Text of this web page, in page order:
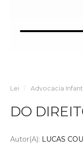
Lei Advocacia
DO
Autor(a): LUCAS